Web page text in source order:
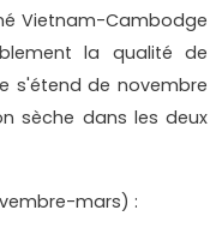
Vietnam-Cambodge
la qualité de
s'étend de novembre
sèche dans les deux
mars) :